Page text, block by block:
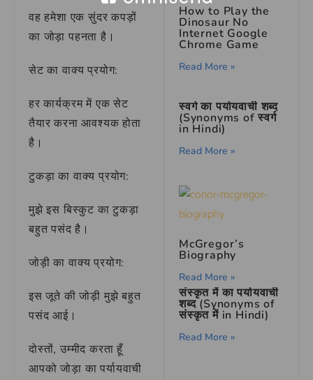
वह हमेशा एक सुंदर कपड़ों
का जोड़ा पहनता है।
सेट का वाक्य प्रयोग:
हर कार्यक्रम में एक सेट
तैयार करना आवश्यक होता
है।
टुकड़ा का वाक्य प्रयोग:
मुझे इस बिस्कुट का टुकड़ा
बहुत पसंद है।
जोड़ी का वाक्य प्रयोग:
इस जूते की जोड़ी मुझे बहुत
पसंद आई।
दोस्तों, उम्मीद करता हूँ
आपको जोड़ा का पर्यायवाची
How to Play the
Dinosaur No
Internet Google
Chrome Game
Read More »
स्वर्ग का पर्यायवाची शब्द
(Synonyms of स्वर्ग
in Hindi)
Read More »
McGregor’s
Biography
Read More »
संस्कृत में का पर्यायवाची
शब्द (Synonyms of
संस्कृत में in Hindi)
Read More »